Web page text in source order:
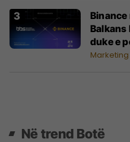
Balkans
duke e
global
Marketing
Në trend Botë